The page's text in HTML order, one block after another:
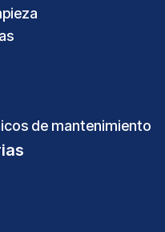
de mantenimiento